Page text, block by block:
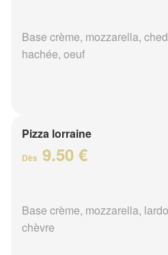
Base crème, mozzarella,
hachée, oeuf
Pizza lorraine
Dès 9.50 €
Base crème, mozzarella,
chèvre